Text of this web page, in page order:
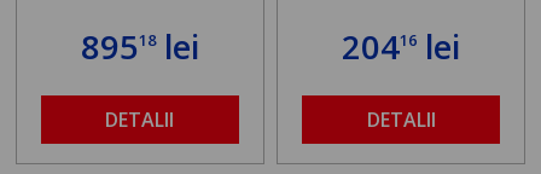
89518lei
DETALII
20416 lei
DETALII